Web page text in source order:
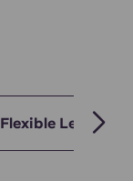
Flexible Lets 📅